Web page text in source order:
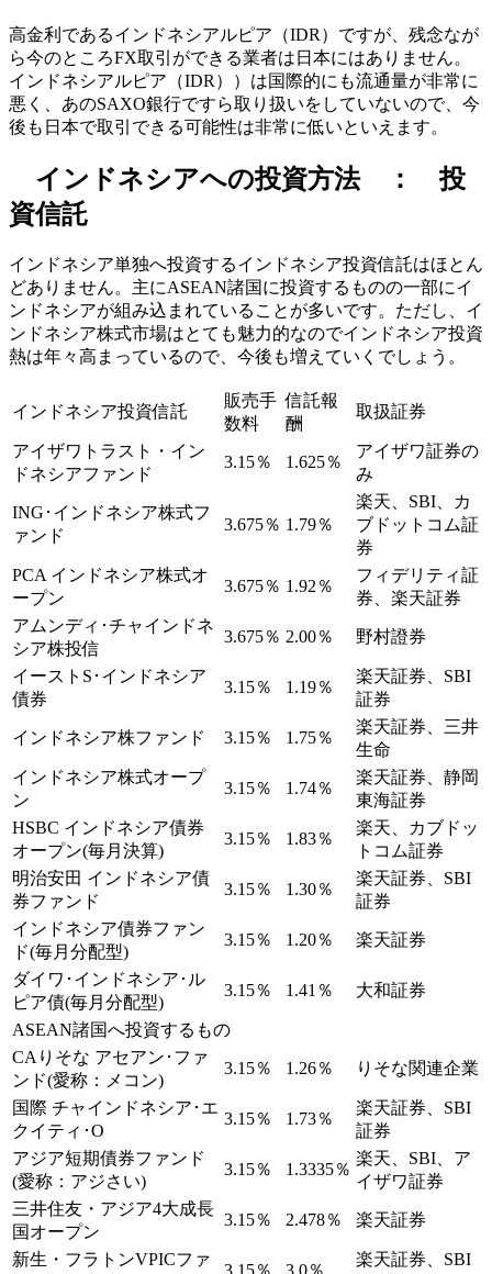
高金利であるインドネシアルピア（IDR）ですが、残念なが
ら今のところFX取引ができる業者は日本にはありません。
インドネシアルピア（IDR））は国際的にも流通量が非常に
悪く、あのSAXO銀行ですら取り扱いをしていないので、今
後も日本で取引できる可能性は非常に低いといえます。
インドネシアへの投資方法 ： 投
資信託
インドネシア単独へ投資するインドネシア投資信託はほとん
どありません。主にASEAN諸国に投資するものの一部にイ
ンドネシアが組み込まれていることが多いです。ただし、イ
ンドネシア株式市場はとても魅力的なのでインドネシア投資
熱は年々高まっているので、今後も増えていくでしょう。
インドネシア投資信託
販売手
数料
信託報
酬
取扱証券
アイザワトラスト・イン
ドネシアファンド
3.15％ 1.625％
アイザワ証券の
み
ING･インドネシア株式フ
ァンド
3.675％ 1.79％
楽天、SBI、カ
ブドットコム証
券
PCA インドネシア株式オ
ープン
3.675％ 1.92％
フィデリティ証
券、楽天証券
アムンディ･チャインドネ
シア株投信
3.675％ 2.00％ 野村證券
イーストS･インドネシア
債券
3.15％ 1.19％
楽天証券、SBI
証券
インドネシア株ファンド 3.15％ 1.75％
楽天証券、三井
生命
インドネシア株式オープ
ン
3.15％ 1.74％
楽天証券、静岡
東海証券
HSBC インドネシア債券
オープン(毎月決算)
3.15％ 1.83％
楽天、カブドッ
トコム証券
明治安田 インドネシア債
券ファンド
3.15％ 1.30％
楽天証券、SBI
証券
インドネシア債券ファン
ド(毎月分配型)
3.15％ 1.20％ 楽天証券
ダイワ･インドネシア･ル
ピア債(毎月分配型)
3.15％ 1.41％ 大和証券
ASEAN諸国へ投資するもの
CAりそな アセアン･ファ
ンド(愛称：メコン)
3.15％ 1.26％ りそな関連企業
国際 チャインドネシア･エ
クイティ･O
3.15％ 1.73％
楽天証券、SBI
証券
アジア短期債券ファンド
(愛称：アジさい)
3.15％ 1.3335％
楽天、SBI、ア
イザワ証券
三井住友・アジア4大成長
国オープン
3.15％ 2.478％ 楽天証券
新生・フラトンVPICファ
3.15％ 3.0％
楽天証券、SBI